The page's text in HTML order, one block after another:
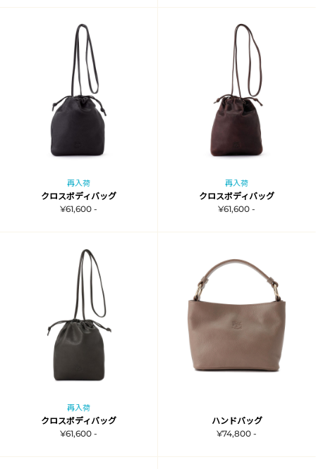
再入荷
クロスボディバッグ
¥61,600 -
再入荷
クロスボディバッグ
¥61,600 -
再入荷
クロスボディバッグ
¥61,600 -
ハンドバッグ
¥74,800 -